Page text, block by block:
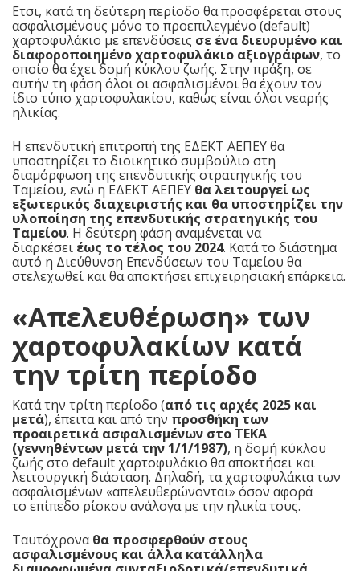
Ετσι, κατά τη δεύτερη περίοδο θα προσφέρεται στους
ασφαλισμένους μόνο το προεπιλεγμένο (default)
χαρτοφυλάκιο με επενδύσεις σε ένα διευρυμένο και
διαφοροποιημένο χαρτοφυλάκιο αξιογράφων, το
οποίο θα έχει δομή κύκλου ζωής. Στην πράξη, σε
αυτήν τη φάση όλοι οι ασφαλισμένοι θα έχουν τον
ίδιο τύπο χαρτοφυλακίου, καθώς είναι όλοι νεαρής
ηλικίας.
Η επενδυτική επιτροπή της ΕΔΕΚΤ ΑΕΠΕΥ θα
υποστηρίζει το διοικητικό συμβούλιο στη
διαμόρφωση της επενδυτικής στρατηγικής του
Ταμείου, ενώ η ΕΔΕΚΤ ΑΕΠΕΥθα λειτουργεί ως
εξωτερικός διαχειριστής και θα υποστηρίζει την
υλοποίηση της επενδυτικής στρατηγικής του
Ταμείου. Η δεύτερη φάση αναμένεται να
διαρκέσει έως το τέλος του 2024. Κατά το διάστημα
αυτό η Διεύθυνση Επενδύσεων του Ταμείου θα
στελεχωθεί και θα αποκτήσει επιχειρησιακή επάρκεια.
«Απελευθέρωση» των
χαρτοφυλακίων κατά
την τρίτη περίοδο
Κατά την τρίτη περίοδο (από τις αρχές 2025 και
μετά), έπειτα και από την προσθήκη των
προαιρετικά ασφαλισμένων στο ΤΕΚΑ
(γεννηθέντων μετά την 1/1/1987), η δομή κύκλου
ζωής στο default χαρτοφυλάκιο θα αποκτήσει και
λειτουργική διάσταση. Δηλαδή, τα χαρτοφυλάκια των
ασφαλισμένων «απελευθερώνονται» όσον αφορά
το επίπεδο ρίσκου ανάλογα με την ηλικία τους.
Ταυτόχροναθα προσφερθούν στους
ασφαλισμένους και άλλα κατάλληλα